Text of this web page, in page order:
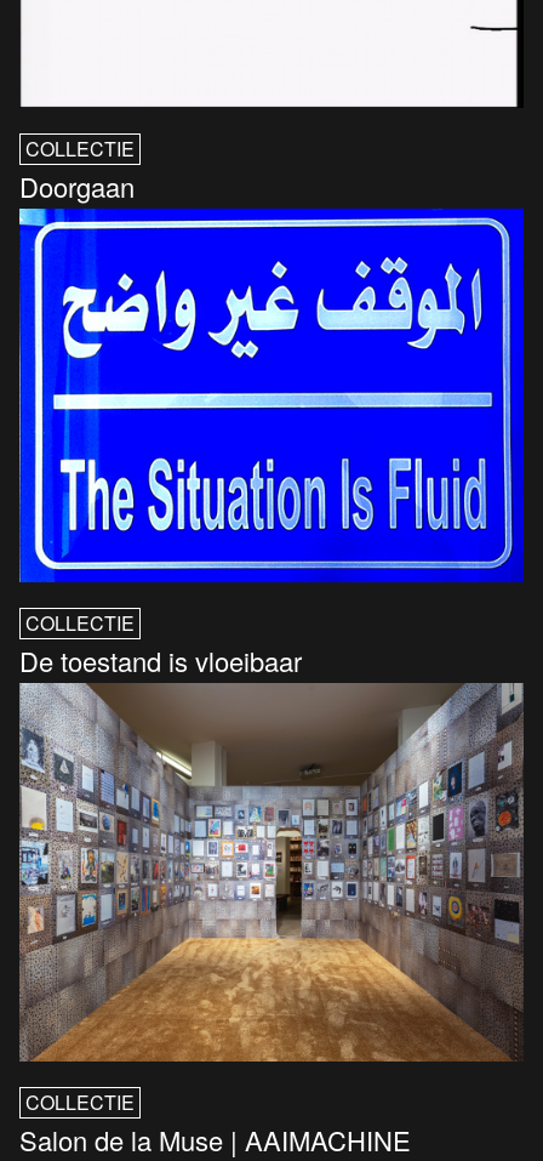
COLLECTIE
Doorgaan
COLLECTIE
De toestand is vloeibaar
COLLECTIE
Salon de la Muse | AAIMACHINE